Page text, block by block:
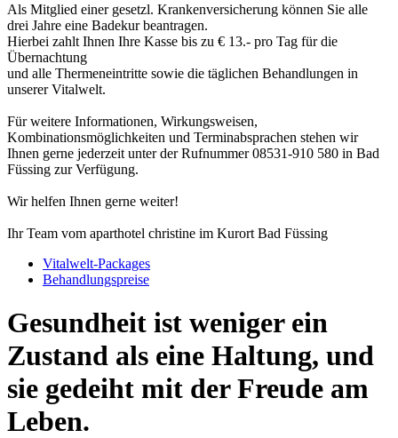
Als Mitglied einer gesetzl. Krankenversicherung können Sie alle
drei Jahre eine Badekur beantragen.
Hierbei zahlt Ihnen Ihre Kasse bis zu € 13.- pro Tag für die
Übernachtung
und alle Thermeneintritte sowie die täglichen Behandlungen in
unserer Vitalwelt.
Für weitere Informationen, Wirkungsweisen,
Kombinationsmöglichkeiten und Terminabsprachen stehen wir
Ihnen gerne jederzeit unter der Rufnummer 08531-910 580 in Bad
Füssing zur Verfügung.
Wir helfen Ihnen gerne weiter!
Ihr Team vom aparthotel christine im Kurort Bad Füssing
Vitalwelt-Packages
Behandlungspreise
Gesundheit ist weniger ein
Zustand als eine Haltung, und
sie gedeiht mit der Freude am
Leben.